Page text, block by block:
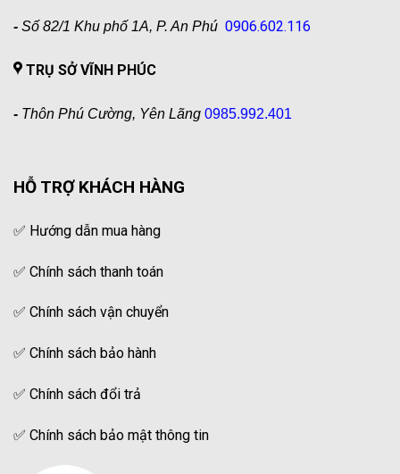
- Số 82/1 Khu phố 1A, P. An Phú 0906.602.116
TRỤ SỞ VĨNH PHÚC
- Thôn Phú Cường, Yên Lãng 0985.992.401
HỖ TRỢ KHÁCH HÀNG
✅ Hướng dẫn mua hàng
✅ Chính sách thanh toán
✅ Chính sách vận chuyển
✅ Chính sách bảo hành
✅ Chính sách đổi trả
✅ Chính sách bảo mật thông tin